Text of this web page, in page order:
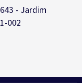
- Jardim
002